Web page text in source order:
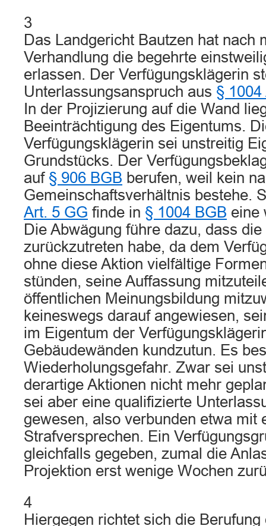
3
Das Landgericht Bautzen hat nach
Verhandlung die begehrte
erlassen. Der Verfügungsklägerin
Unterlassungsanspruch aus §
In der Projizierung auf die Wand
Beeinträchtigung des Eigentums.
Verfügungsklägerin sei unstreitig
Grundstücks. Der
auf § 906 BGB berufen, weil kein
Gemeinschaftsverhältnis bestehe.
Art. 5 GG finde in § 1004 BGB eine
Die Abwägung führe dazu, dass
zurückzutreten habe, da dem
ohne diese Aktion vielfältige
stünden, seine Auffassung
öffentlichen Meinungsbildung
keineswegs darauf angewiesen,
im Eigentum der
Gebäudewänden kundzutun. Es
Wiederholungsgefahr. Zwar sei
derartige Aktionen nicht mehr
sei aber eine qualifizierte
gewesen, also verbunden etwa mit
Strafversprechen. Ein
gleichfalls gegeben, zumal die
Projektion erst wenige Wochen
4
Hiergegen richtet sich die Berufung